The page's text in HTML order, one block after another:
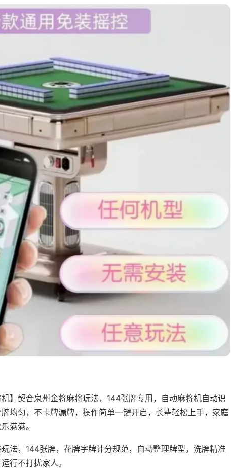
机】契合泉州金将麻将玩法，144张牌专用，自动麻将机自动识
均匀，不卡牌漏牌，操作简单一键开启，长辈轻松上手，家庭
满满。
法，144张牌，花牌字牌计分规范，自动整理牌型，洗牌精准
行不打扰家人。